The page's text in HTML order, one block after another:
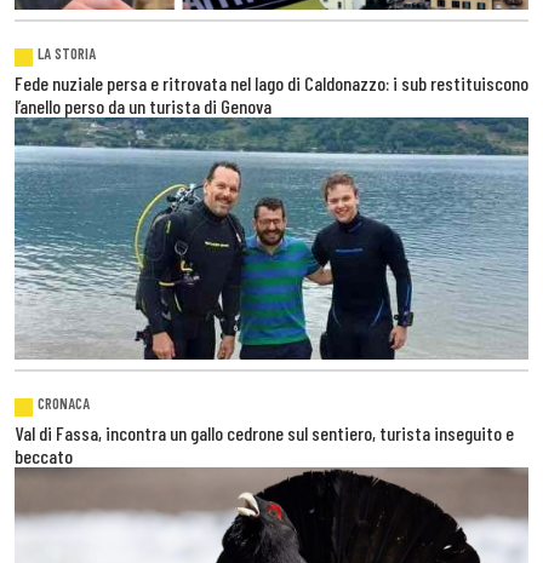
LA STORIA
Fede nuziale persa e ritrovata nel lago di Caldonazzo: i sub restituiscono
l’anello perso da un turista di Genova
CRONACA
Val di Fassa, incontra un gallo cedrone sul sentiero, turista inseguito e
beccato